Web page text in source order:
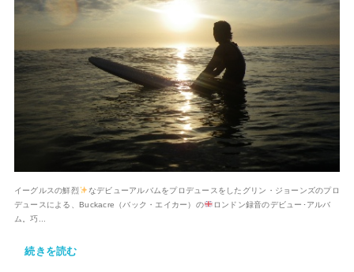
イーグルスの鮮烈
なデビューアルバムをプロデュースをしたグリン・ジョーンズのプロ
デュースによる、Buckacre（バック・エイカー）の
ロンドン録音のデビュー･アルバ
ム。巧...
続きを読む